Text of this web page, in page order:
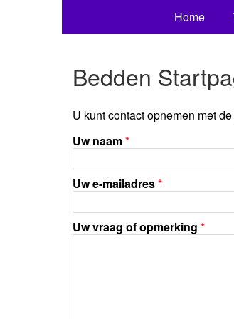
Home
Bedden
U kunt contact opnemen met
Uw naam*
Uw e-mailadres*
Uw vraag of opmerking *